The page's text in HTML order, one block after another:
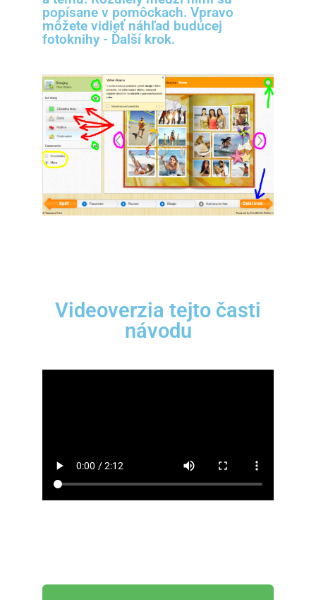
popísane v pomôckach. Vpravo
môžete vidieť náhľad budúcej
fotoknihy - Ďalší krok.
Videoverzia tejto časti
návodu